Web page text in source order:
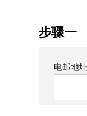
步骤一
电邮地址